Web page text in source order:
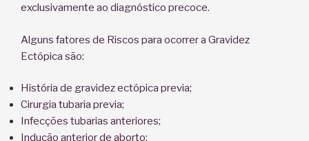
exclusivamente ao diagnóstico precoce.
Alguns fatores de Riscos para ocorrer a Gravidez
Ectópica são:
História de gravidez ectópica previa;
Cirurgia tubaria previa;
Infecções tubarias anteriores;
Indução anterior de aborto;